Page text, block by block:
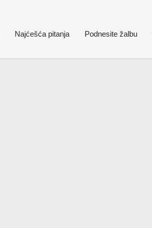
Najćešća pitanja Podnesite žalbu